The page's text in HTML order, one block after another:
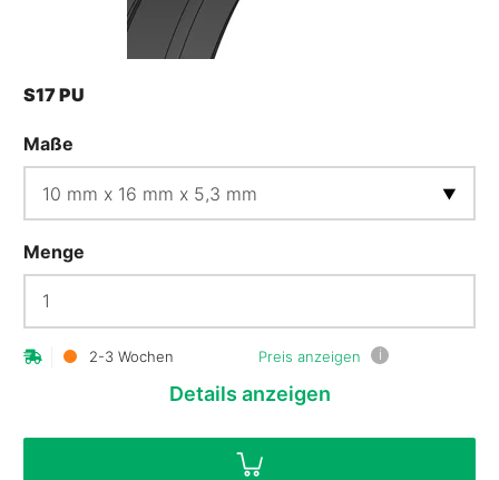
S17 PU
Maße
Menge
Preis anzeigen i
2-3 Wochen
Details anzeigen